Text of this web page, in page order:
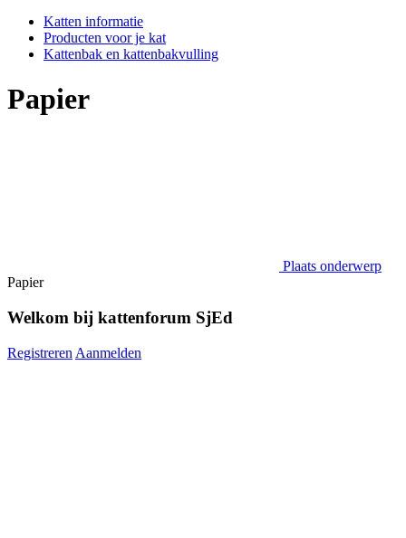
Katten informatie
Producten voor je kat
Kattenbak en kattenbakvulling
Papier
Plaats onderwerp
Papier
Welkom bij kattenforum SjEd
Registreren Aanmelden